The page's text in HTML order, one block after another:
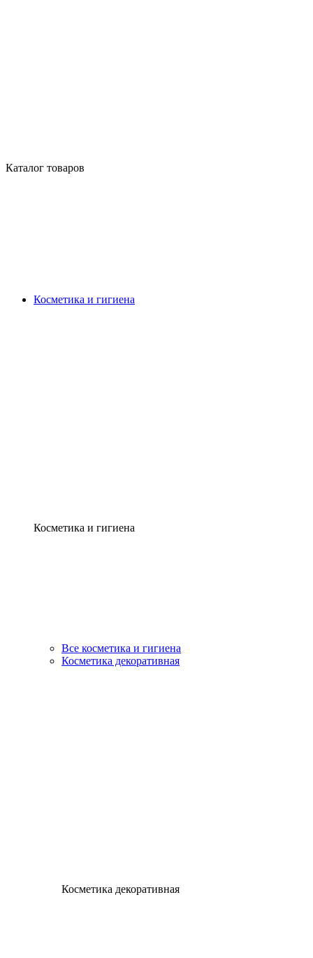
Каталог товаров
Косметика и гигиена
Косметика и гигиена
Все косметика и гигиена
Косметика декоративная
Косметика декоративная